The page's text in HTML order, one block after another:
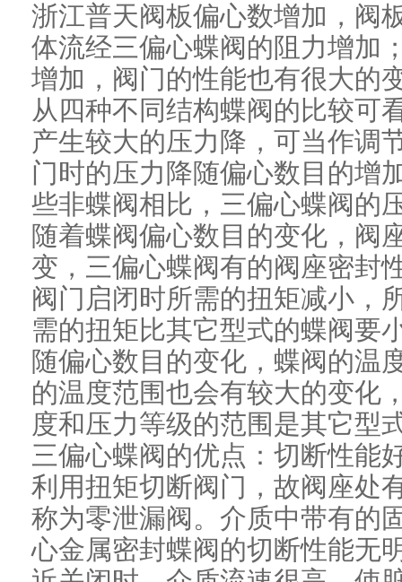
浙江普天阀板偏心数增加，阀
体流经三偏心蝶阀的阻力增加
增加，阀门的性能也有很大的
从四种不同结构蝶阀的比较可
产生较大的压力降，可当作调
门时的压力降随偏心数目的增
些非蝶阀相比，三偏心蝶阀的
随着蝶阀偏心数目的变化，阀
变，三偏心蝶阀有的阀座密封
阀门启闭时所需的扭矩减小，
需的扭矩比其它型式的蝶阀要
随偏心数目的变化，蝶阀的温
的温度范围也会有较大的变化
度和压力等级的范围是其它型
三偏心蝶阀的优点：切断性能
利用扭矩切断阀门，故阀座处
称为零泄漏阀。介质中带有的
心金属密封蝶阀的切断性能无